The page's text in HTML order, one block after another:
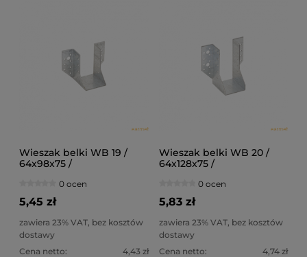
Wieszak belki WB 19 /
64x98x75 /
0 ocen
5,45 zł
zawiera 23% VAT, bez kosztów
dostawy
Cena netto:
4,43 zł
Wieszak belki WB 20 /
64x128x75 /
0 ocen
5,83 zł
zawiera 23% VAT, bez kosztów
dostawy
Cena netto:
4,74 zł